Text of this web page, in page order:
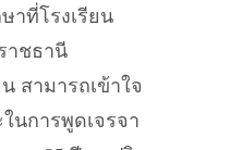
าที่โรงเรียน
าชธานี
สามารถเข้าใจ
นการพูดเจรจา